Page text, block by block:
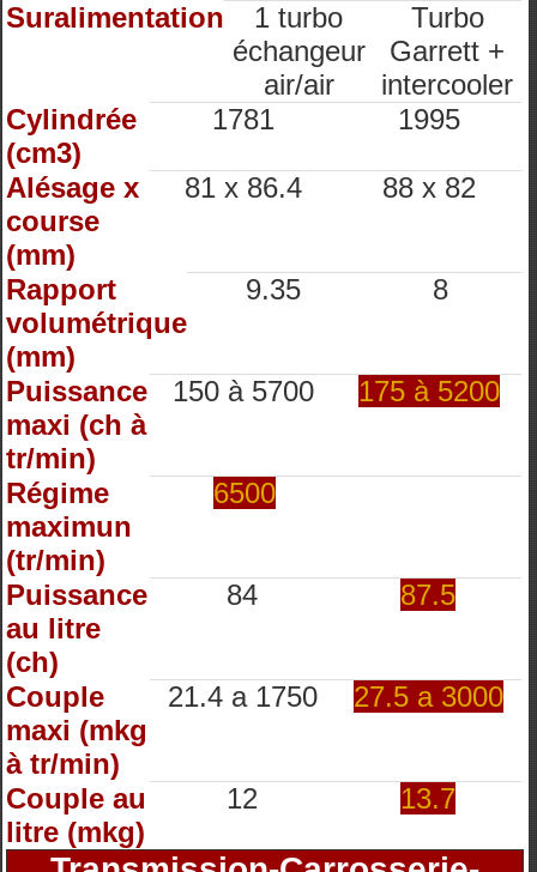
Suralimentation
1 turbo
échangeur
air/air
Turbo
Garrett +
intercooler
Cylindrée
(cm3)
1781 1995
Alésage x
course
(mm)
81 x 86.4 88 x 82
Rapport
volumétrique
(mm)
9.35 8
Puissance
maxi (ch à
tr/min)
150 à 5700 175 à 5200
Régime
maximun
(tr/min)
6500
Puissance
au litre
(ch)
84 87.5
Couple
maxi (mkg
à tr/min)
21.4 a 1750 27.5 a 3000
Couple au
litre (mkg)
12 13.7